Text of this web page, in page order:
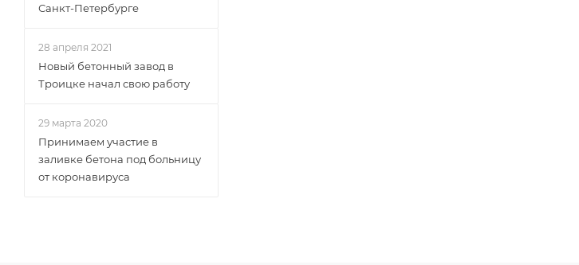
Санкт-Петербурге
28 апреля 2021
Новый бетонный завод в
Троицке начал свою работу
29 марта 2020
Принимаем участие в
заливке бетона под больницу
от коронавируса